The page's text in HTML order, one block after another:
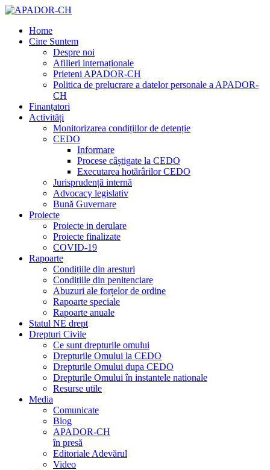
Home
Cine Suntem
Despre noi
Afilieri internaționale
Prieteni APADOR-CH
Politica de prelucrare a datelor personale a APADOR-
CH
Finanțatori
Activități
Monitorizarea condițiilor de detenție
CEDO
Informare
Procese câștigate la CEDO
Executarea hotărârilor CEDO
Jurisprudență internă
Advocacy legislativ
Bună Guvernare
Proiecte
Proiecte in derulare
Proiecte finalizate
COVID-19
Rapoarte
Condițiile din aresturi
Condițiile din penitenciare
Abuzuri ale forțelor de ordine
Rapoarte speciale
Rapoarte anuale
Statul NE drept
Drepturi Civile
Ce sunt drepturile omului
Drepturile Omului la CEDO
Drepturile Omului dupa CEDO
Drepturile Omului în instantele nationale
Resurse utile
Media
Comunicate
Blog
APADOR-CH
în presă
Editoriale Adevărul
Video